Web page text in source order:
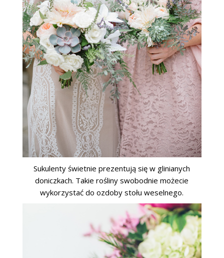
Sukulenty świetnie prezentują się w glinianych
doniczkach. Takie rośliny swobodnie możecie
wykorzystać do ozdoby stołu weselnego.